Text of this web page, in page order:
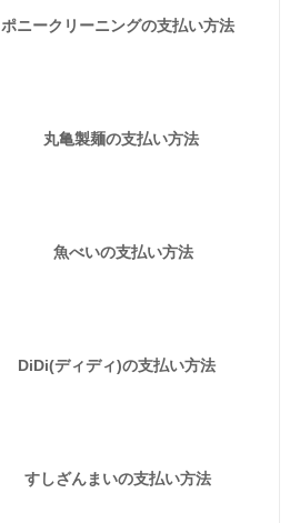
ポニークリーニングの支払い方法
丸亀製麺の支払い方法
魚べいの支払い方法
DiDi(ディディ)の支払い方法
すしざんまいの支払い方法